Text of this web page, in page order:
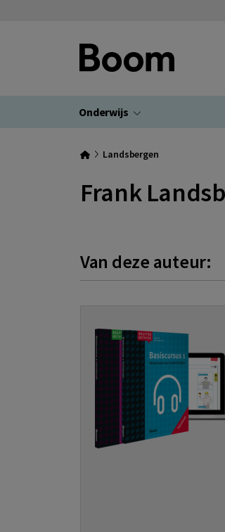
Onderwijs
Landsbergen
Frank
Van deze auteur: